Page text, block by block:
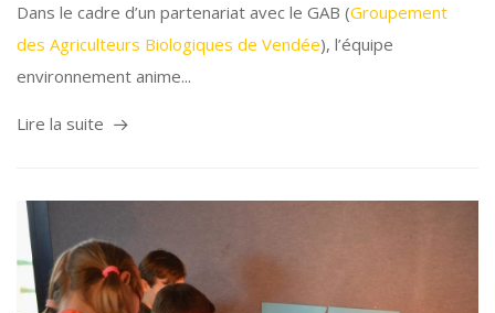
Dans le cadre d’un partenariat avec le GAB (Groupement
des Agriculteurs Biologiques de Vendée), l’équipe
environnement anime...
Lire la suite